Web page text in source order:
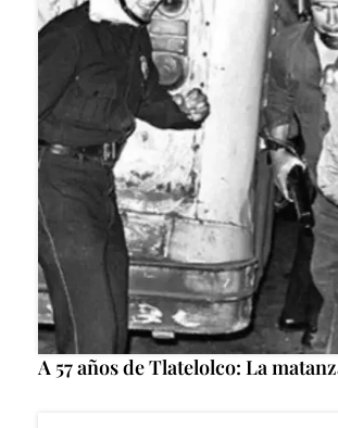
A 57 años de Tlatelolco: La